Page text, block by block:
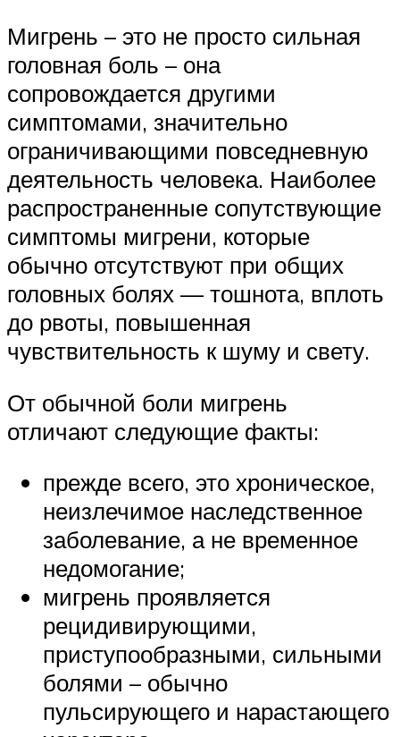
Мигрень – это не просто сильная
головная боль – она
сопровождается другими
симптомами, значительно
ограничивающими повседневную
деятельность человека. Наиболее
распространенные сопутствующие
симптомы мигрени, которые
обычно отсутствуют при общих
головных болях — тошнота, вплоть
до рвоты, повышенная
чувствительность к шуму и свету.
От обычной боли мигрень
отличают следующие факты:
прежде всего, это хроническое,
неизлечимое наследственное
заболевание, а не временное
недомогание;
мигрень проявляется
рецидивирующими,
приступообразными, сильными
болями – обычно
пульсирующего и нарастающего